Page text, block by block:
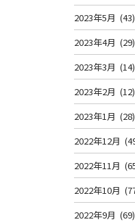
2023年5月 (43)
2023年4月 (29)
2023年3月 (14)
2023年2月 (12)
2023年1月 (28)
2022年12月
2022年11月
2022年10月
2022年9月 (69)